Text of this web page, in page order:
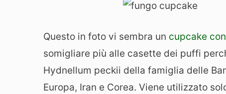
Questo in foto vi sembra un cupcake
somigliare più alle casette dei puffi
Hydnellum peckii della famiglia delle
Europa, Iran e Corea. Viene utilizzato